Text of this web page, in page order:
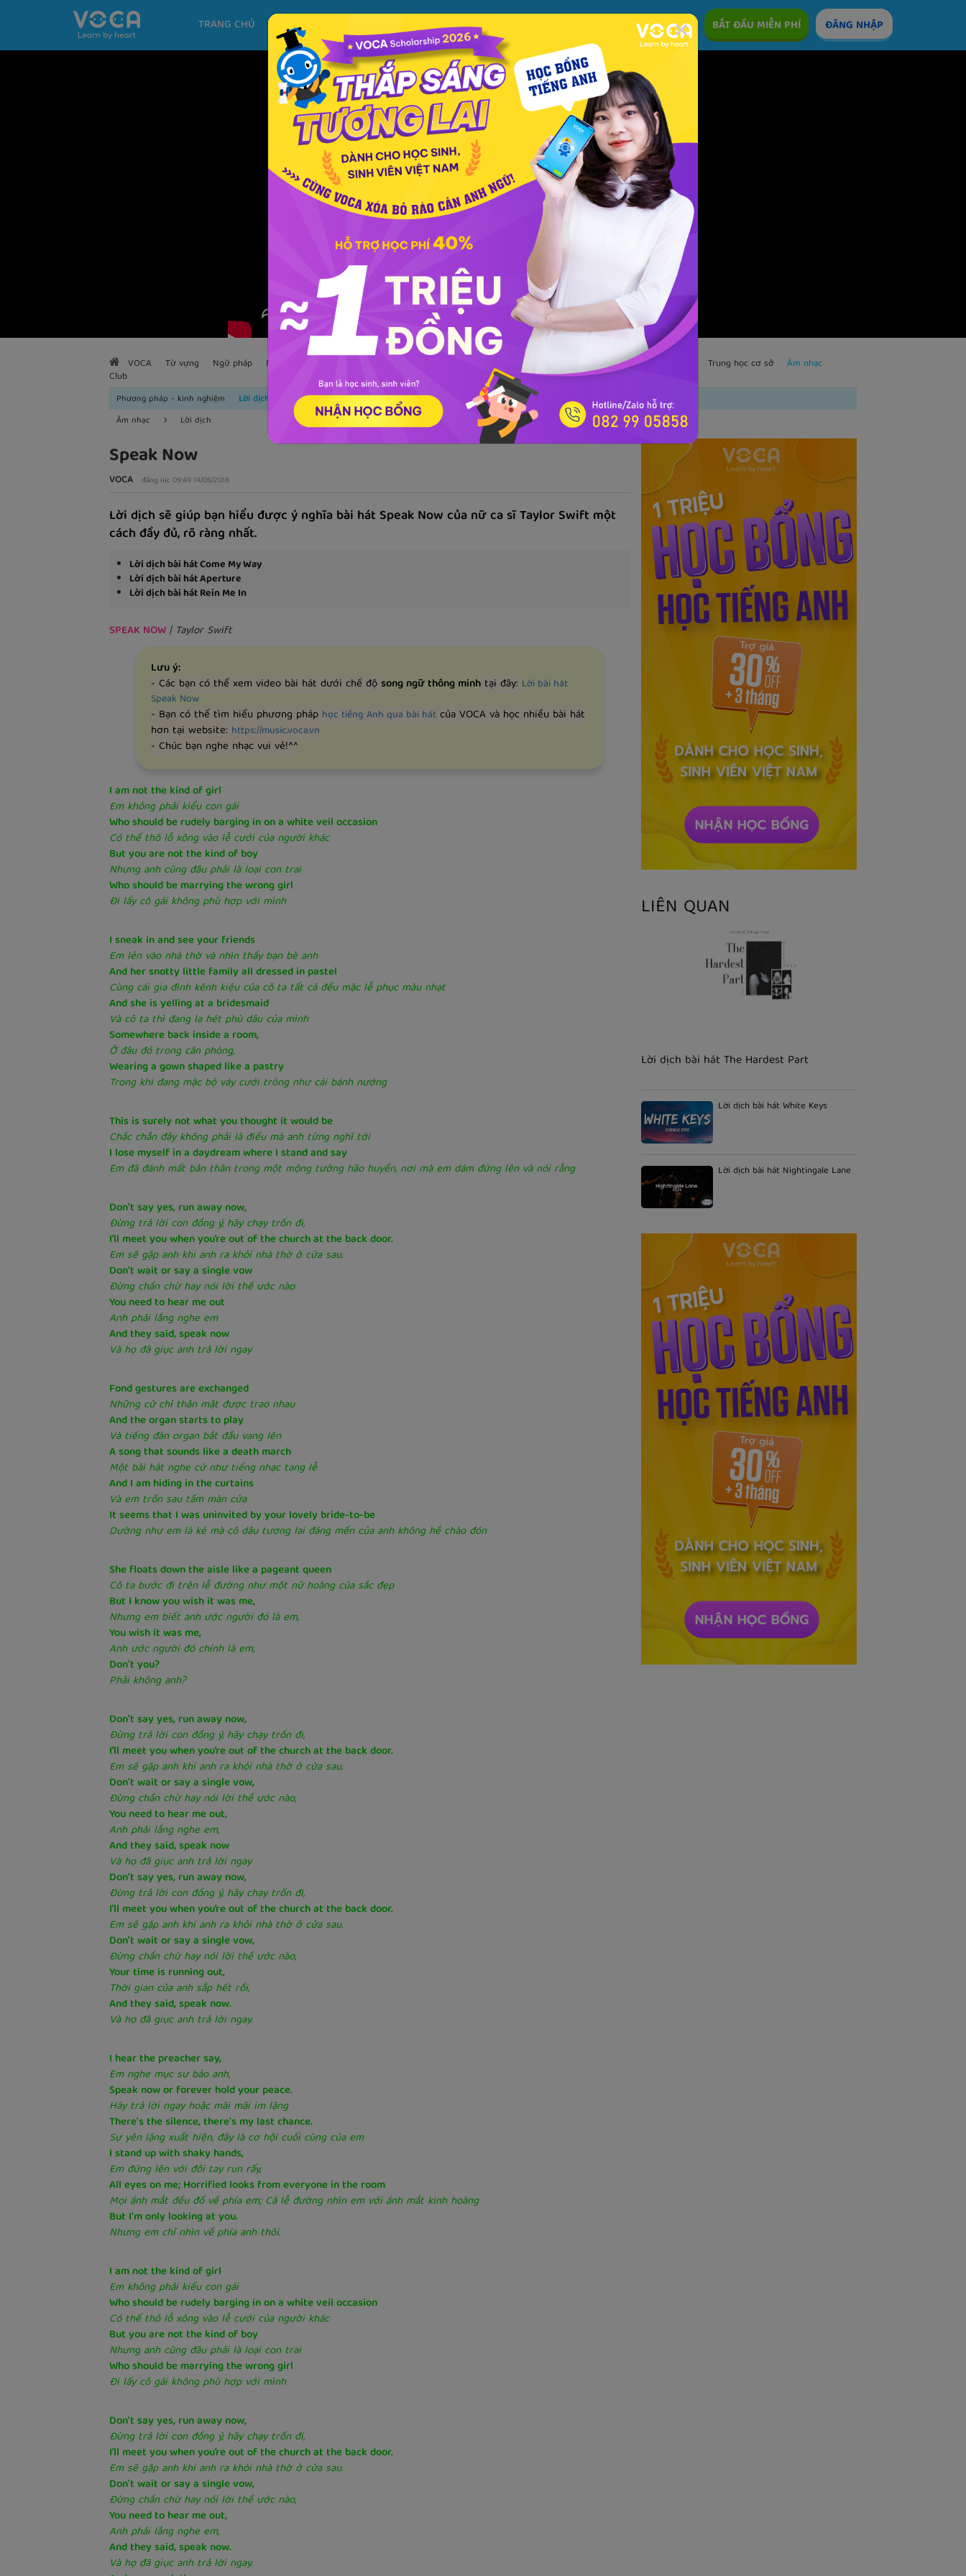
ĐĂNG NHẬP
BẮT ĐẦU MIỄN PHÍ
XEM THÊM
PREMIUM
PHƯƠNG PHÁP
KHÓA HỌC
TRANG CHỦ
VOCA Từ vựng Ngữ pháp Mẫu câu Phổ thông Luyện nói TOEIC IELTS Trung học cơ sở Âm nhạc
Club
Phương pháp - kinh nghiệm
Lời dịch
Âm nhạc
Lời dịch
Speak Now
VOCA đăng lúc 09:49 14/06/2018
Lời dịch sẽ giúp bạn hiểu được ý nghĩa bài hát Speak Now của nữ ca sĩ Taylor Swift một
cách đầy đủ, rõ ràng nhất.
Lời dịch bài hát Come My Way
Lời dịch bài hát Aperture
Lời dịch bài hát Rein Me In
SPEAK NOW| Taylor Swift
Lưu ý:
- Các bạn có thể xem video bài hát dưới chế độsong ngữ thông minhtại đây: Lời bài hát
Speak Now
- Bạn có thể tìm hiểu phương pháp học tiếng Anh qua bài hát của VOCA và học nhiều bài hát
hơn tại website: https://music.voca.vn
- Chúc bạn nghe nhạc vui vẻ!^^
I am not the kind of girl
Em không phải kiểu con gái
Who should be rudely barging in on a white veil occasion
Có thể thô lỗ xông vào lễ cưới của người khác
But you are not the kind of boy
Nhưng anh cũng đâu phải là loại con trai
Who should be marrying the wrong girl
Đi lấy cô gái không phù hợp với mình
I sneak in and see your friends
Em lẻn vào nhà thờ và nhìn thấy bạn bè anh
And her snotty little family all dressed in pastel
Cùng cái gia đình kênh kiệu của cô ta tất cả đều mặc lễ phục màu nhạt
And she is yelling at a bridesmaid
Và cô ta thì đang la hét phù dâu của mình
Somewhere back inside a room,
Ở đâu đó trong căn phòng,
Wearing a gown shaped like a pastry
Trong khi đang mặc bộ váy cưới trông như cái bánh nướng
This is surely not what you thought it would be
Chắc chắn đây không phải là điều mà anh từng nghĩ tới
I lose myself in a daydream where I stand and say
Em đã đánh mất bản thân trong một mộng tưởng hão huyền, nơi mà em dám đứng lên và nói rằng
Don't say yes, run away now,
Đừng trả lời con đồng ý, hãy chạy trốn đi,
I’ll meet you when you’re out of the church at the back door.
Em sẽ gặp anh khi anh ra khỏi nhà thờ ở cửa sau.
Don't wait or say a single vow
Đừng chần chừ hay nói lời thề ước nào
You need to hear me out
Anh phải lắng nghe em
And they said, speak now
Và họ đã giục anh trả lời ngay
Fond gestures are exchanged
Những cử chỉ thân mật được trao nhau
And the organ starts to play
Và tiếng đàn organ bắt đầu vang lên
A song that sounds like a death march
Một bài hát nghe cứ như tiếng nhạc tang lễ
And I am hiding in the curtains
Và em trốn sau tấm màn cửa
It seems that I was uninvited by your lovely bride-to-be
Dường như em là kẻ mà cô dâu tương lai đáng mến của anh không hề chào đón
She floats down the aisle like a pageant queen
Cô ta bước đi trên lễ đường như một nữ hoàng của sắc đẹp
But I know you wish it was me,
Nhưng em biết anh ước người đó là em,
You wish it was me,
Anh ước người đó chính là em,
Don't you?
Phải không anh?
Don't say yes, run away now,
Đừng trả lời con đồng ý, hãy chạy trốn đi,
I’ll meet you when you’re out of the church at the back door.
Em sẽ gặp anh khi anh ra khỏi nhà thờ ở cửa sau.
Don't wait or say a single vow,
Đừng chần chừ hay nói lời thề ước nào,
You need to hear me out,
Anh phải lắng nghe em,
And they said, speak now
Và họ đã giục anh trả lời ngay
Don't say yes, run away now,
Đừng trả lời con đồng ý, hãy chạy trốn đi,
I’ll meet you when you’re out of the church at the back door.
Em sẽ gặp anh khi anh ra khỏi nhà thờ ở cửa sau.
Don't wait or say a single vow,
Đừng chần chừ hay nói lời thề ước nào,
Your time is running out,
Thời gian của anh sắp hết rồi,
And they said, speak now.
Và họ đã giục anh trả lời ngay.
I hear the preacher say,
Em nghe mục sư bảo anh,
Speak now or forever hold your peace.
Hãy trả lời ngay hoặc mãi mãi im lặng
There's the silence, there's my last chance.
Sự yên lặng xuất hiện, đây là cơ hội cuối cùng của em
I stand up with shaky hands,
Em đứng lên với đôi tay run rẩy,
All eyes on me; Horrified looks from everyone in the room
Mọi ánh mắt đều đổ về phía em; Cả lễ đường nhìn em với ánh mắt kinh hoàng
But I'm only looking at you.
Nhưng em chỉ nhìn về phía anh thôi.
I am not the kind of girl
Em không phải kiểu con gái
Who should be rudely barging in on a white veil occasion
Có thể thô lỗ xông vào lễ cưới của người khác
But you are not the kind of boy
Nhưng anh cũng đâu phải là loại con trai
Who should be marrying the wrong girl
Đi lấy cô gái không phù hợp với mình
Don't say yes, run away now,
Đừng trả lời con đồng ý, hãy chạy trốn đi,
I’ll meet you when you’re out of the church at the back door.
Em sẽ gặp anh khi anh ra khỏi nhà thờ ở cửa sau.
Don't wait or say a single vow,
Đừng chần chừ hay nói lời thề ước nào,
You need to hear me out,
Anh phải lắng nghe em,
And they said, speak now.
Và họ đã giục anh trả lời ngay.
LIÊN QUAN
Lời dịch bài hát The Hardest Part
Lời dịch bài hát White Keys
Lời dịch bài hát Nightingale Lane